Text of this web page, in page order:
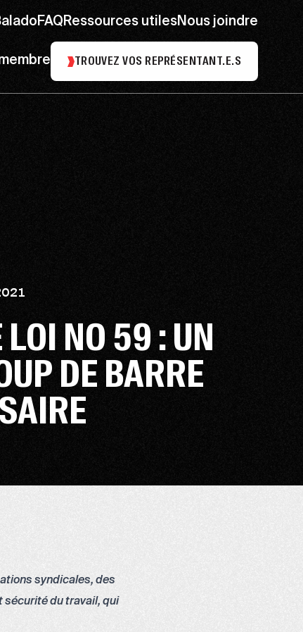
FAQRessources utilesNous joindre
TROUVEZ VOS REPRÉSENTANT.E.S
NO 59 : UN
DE BARRE
syndicales, des
du travail, qui